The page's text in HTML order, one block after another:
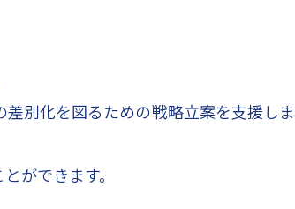
別化を図るための戦略立案を支援しま
ができます。